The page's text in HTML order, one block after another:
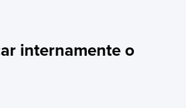
internamente o